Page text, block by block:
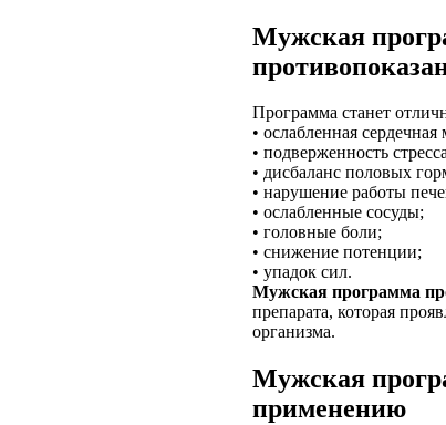
Мужская
Программа станет
• ослабленная
• подверженность
• дисбаланс половых
• нарушение работы
• ослабленные сосуды;
• головные боли;
• снижение потенции;
• упадок сил.
Мужская программа
препарата, которая
организма.
Мужская
применению